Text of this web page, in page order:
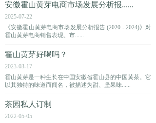
安徽霍山黄芽电商市场发展分析报......
2025-07-22
《安徽霍山黄芽电商市场发展分析报告 (2020 - 2024)》对
霍山黄芽电商销售表现、市......
霍山黄芽好喝吗？
2023-03-17
霍山黄芽是一种生长在中国安徽省霍山县的中国黄茶。它
以其独特的味道而闻名，被描述为甜、坚果味......
茶园私人订制
2022-05-05